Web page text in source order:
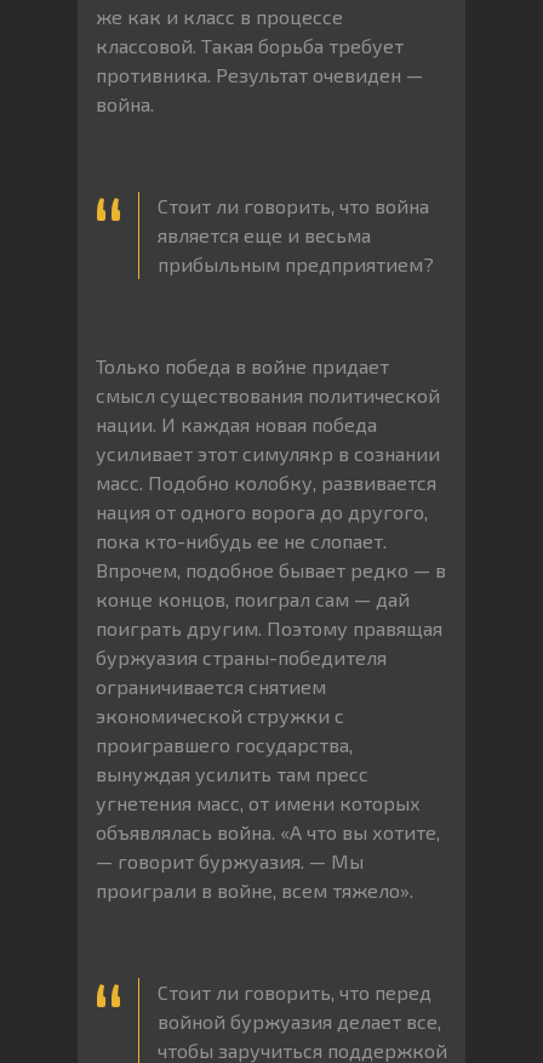
же как и класс в процессе
классовой. Такая борьба требует
противника. Результат очевиден —
война.
Стоит ли говорить, что война
является еще и весьма
прибыльным предприятием?
Только победа в войне придает
смысл существования политической
нации. И каждая новая победа
усиливает этот симулякр в сознании
масс. Подобно колобку, развивается
нация от одного ворога до другого,
пока кто-нибудь ее не слопает.
Впрочем, подобное бывает редко — в
конце концов, поиграл сам — дай
поиграть другим. Поэтому правящая
буржуазия страны-победителя
ограничивается снятием
экономической стружки с
проигравшего государства,
вынуждая усилить там пресс
угнетения масс, от имени которых
объявлялась война. «А что вы хотите,
— говорит буржуазия. — Мы
проиграли в войне, всем тяжело».
Стоит ли говорить, что перед
войной буржуазия делает все,
чтобы заручиться поддержкой